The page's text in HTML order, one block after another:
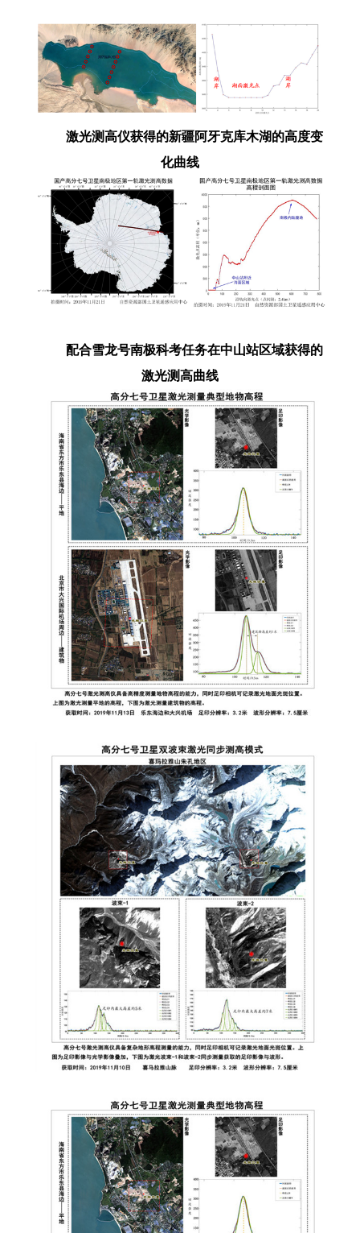
激光测高仪获得的新疆阿牙克库木湖的高度变
化曲线
配合雪龙号南极科考任务在中山站区域获得的
激光测高曲线